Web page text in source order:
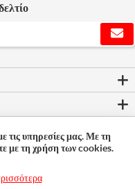
τις υπηρεσίες μας. Με τη
με τη χρήση των cookies.